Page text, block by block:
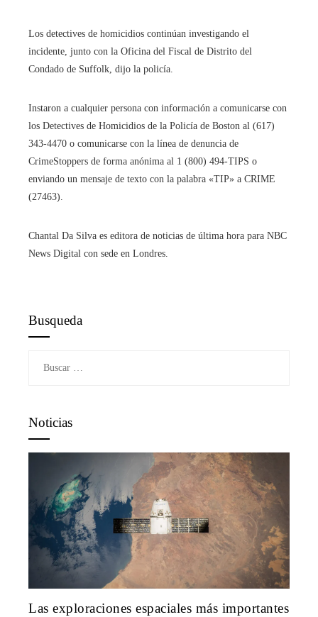
Los detectives de homicidios continúan investigando el
incidente, junto con la Oficina del Fiscal de Distrito del
Condado de Suffolk, dijo la policía.
Instaron a cualquier persona con información a comunicarse con
los Detectives de Homicidios de la Policía de Boston al (617)
343-4470 o comunicarse con la línea de denuncia de
CrimeStoppers de forma anónima al 1 (800) 494-TIPS o
enviando un mensaje de texto con la palabra «TIP» a CRIME
(27463).
Chantal Da Silva es editora de noticias de última hora para NBC
News Digital con sede en Londres.
Busqueda
Noticias
Las exploraciones espaciales más importantes